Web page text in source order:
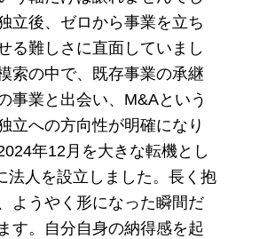
立後、ゼロから事業を立ち
る難しさに直面していまし
索の中で、既存事業の承継
事業と出会い、M&Aという
立への方向性が明確になり
年12月を大きな転機とし
法人を設立しました。長く抱
ようやく形になった瞬間だ
す。自分自身の納得感を起